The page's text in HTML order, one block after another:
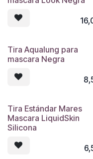
Tira Aqualung para
mascara Negra
Tira Estándar Mares
Mascara LiquidSkin
Silicona